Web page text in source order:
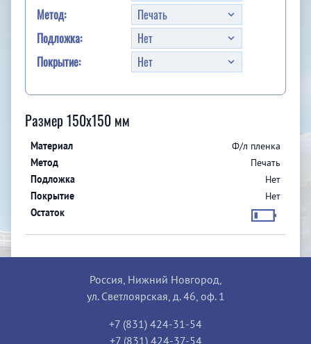
Метод:
Подложка:
Покрытие:
Размер 150x150 мм
Ф/л пленка
Печать
Нет
Нет
Россия, Нижний Новгород,
ул. Светлоярская, д. 46, оф. 1
+7 (831) 424-31-54
+7 (831) 424-37-54